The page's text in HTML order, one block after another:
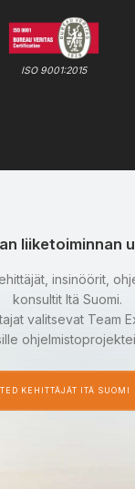
ISO 9001:2015
liiketoiminnan
insinöörit,
konsultit Itä Suomi.
valitsevat Team
KEHITTÄJÄT ITÄ SUOMI